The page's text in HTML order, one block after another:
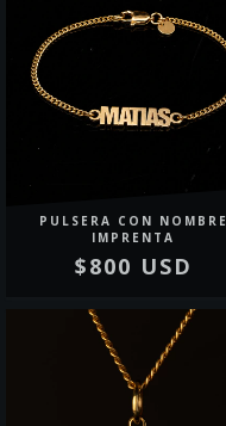
PULSERA CON NOMBRE
IMPRENTA
$800 USD